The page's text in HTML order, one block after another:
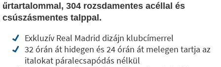
űrtartalommal, 304 rozsdamentes acéllal és
csúszásmentes talppal.
Exkluzív Real Madrid dizájn klubcímerrel
32 órán át hidegen és 24 órán át melegen tartja az
italokat páralecsapódás nélkül